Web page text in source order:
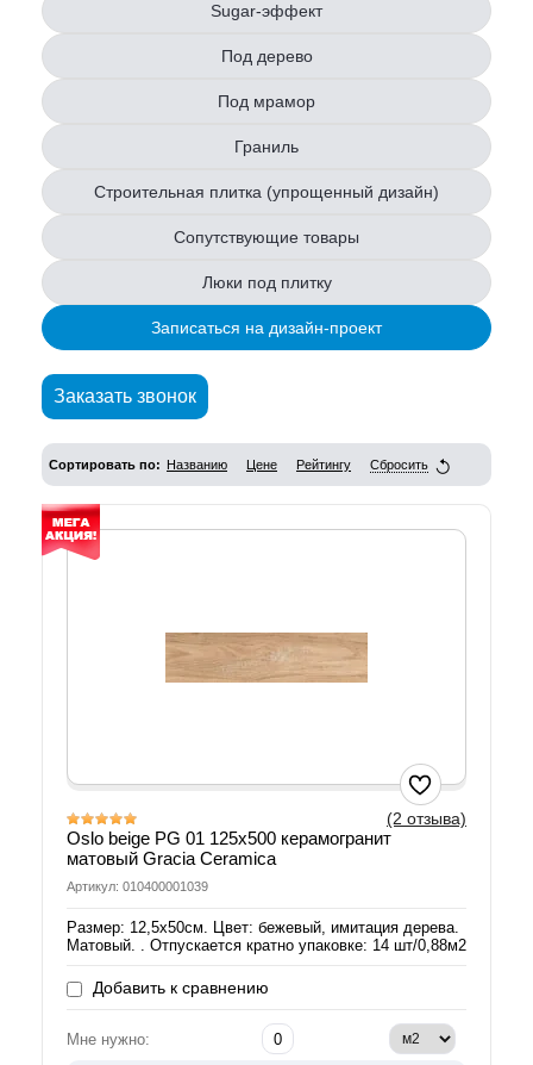
Sugar-эффект
Под дерево
Под мрамор
Граниль
Строительная плитка (упрощенный дизайн)
Сопутствующие товары
Люки под плитку
Записаться на дизайн-проект
Заказать звонок
Сортировать по: Названию Цене Рейтингу Сбросить
(2 отзыва)
Oslo beige PG 01 125х500 керамогранит
матовый Gracia Ceramica
Артикул: 010400001039
Размер: 12,5х50см. Цвет: бежевый, имитация дерева.
Матовый. . Отпускается кратно упаковке: 14 шт/0,88м2
Добавить к сравнению
Мне нужно: